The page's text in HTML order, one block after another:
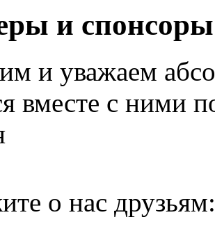
и спонсоры
и уважаем
вместе с ними
о нас